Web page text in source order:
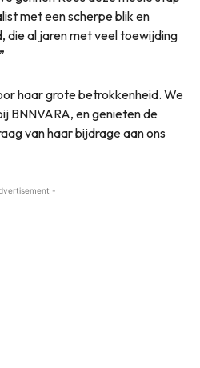
met een scherpe blik en
die al jaren met veel toewijding
haar grote betrokkenheid. We
BNNVARA, en genieten de
van haar bijdrage aan ons
-